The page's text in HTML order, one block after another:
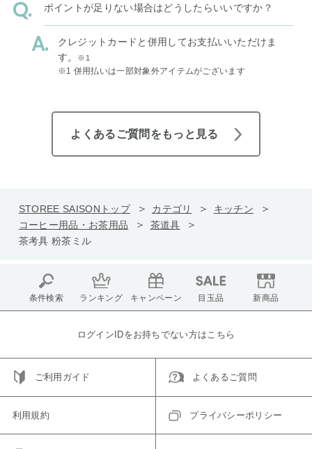
ポイントが足りない場合はどうしたらいいですか？
クレジットカードと併用してお支払いいただけま
す。
※1
※1 併用払いは一部対象外アイテムがございます
よくあるご質問をもっと見る
STOREE SAISONトップ カテゴリ
キッチン
コーヒー用品・お茶用品
茶道具
茶考具 粉茶ミル
条件検索 ランキング キャンペーン 目玉品 新商品
ログインIDをお持ちでない方はこちら
ご利用ガイド よくあるご質問
利用規約 プライバシーポリシー